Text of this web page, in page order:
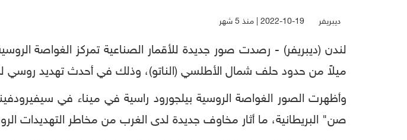
ديبريفر 2022-10-19 | منذ 5 شهر
ميلاً من حدود حلف شمال الأطلسي (الناتو)، وذلك في أحدث تهديد روسي
وأظهرت الصور الغواصة الروسية بيلجورود راسية في ميناء في
صن" البريطانية، ما أثار مخاوف جديدة لدى الغرب من مخاطر التهديدات